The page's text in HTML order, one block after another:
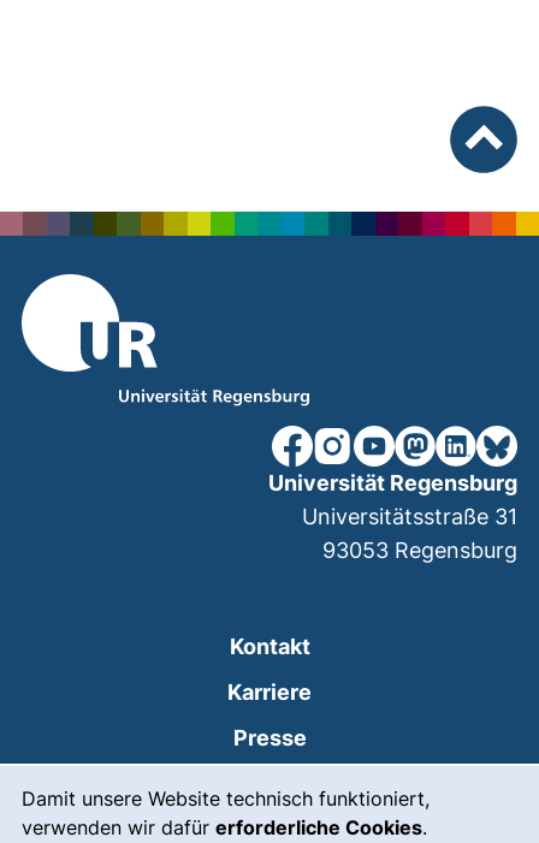
Damit unsere Website technisch funktioniert,
verwenden wir dafür erforderliche Cookies.
unsere Facebook-Seite
unsere Instagram-
unsere YouTube-
unsereunsere
Kontakt
Karriere
Presse
Leichte Sprache
Universität Regensburg
Universitätsstraße 31
93053 Regensburg